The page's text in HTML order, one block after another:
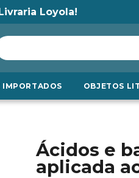
Loyola!
IMPORTADOS OBJETOS
Ácidos e
aplicada